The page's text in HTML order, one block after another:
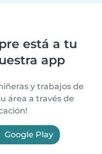
está a tu
app
y trabajos de
área a través de
Google Play